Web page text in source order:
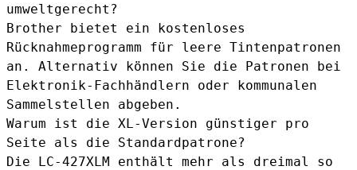
umweltgerecht?
Brother bietet ein kostenloses
Rücknahmeprogramm für leere Tintenpatronen
an. Alternativ können Sie die Patronen bei
Elektronik-Fachhändlern oder kommunalen
Sammelstellen abgeben.
Warum ist die XL-Version günstiger pro
Seite als die Standardpatrone?
Die LC-427XLM enthält mehr als dreimal so